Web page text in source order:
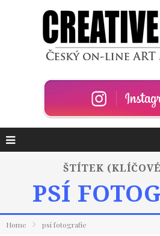
ŠTÍTEK
PSÍ
Home psí fotografie